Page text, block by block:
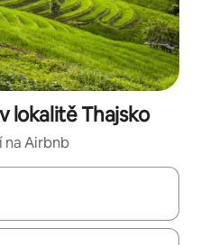
lokalitě Thajsko
na Airbnb
můžeš si je procházet pomocí